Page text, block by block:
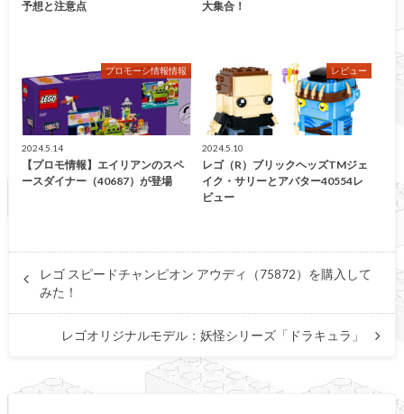
予想と注意点
大集合！
プロモーシ情報情報
2024.5.14
【プロモ情報】エイリアンのスペ
ースダイナー（40687）が登場
レビュー
2024.5.10
レゴ（R）ブリックヘッズTMジェ
イク・サリーとアバター40554レ
ビュー
レゴ スピードチャンピオン アウディ（75872）を購入して
みた！
レゴオリジナルモデル：妖怪シリーズ「ドラキュラ」